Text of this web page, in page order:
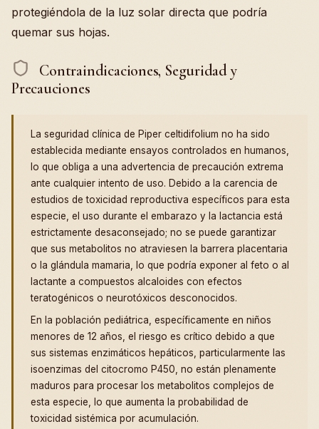
protegiéndola de la luz solar directa que podría
quemar sus hojas.
Contraindicaciones, Seguridad y
Precauciones
La seguridad clínica de Piper celtidifolium no ha sido
establecida mediante ensayos controlados en humanos,
lo que obliga a una advertencia de precaución extrema
ante cualquier intento de uso. Debido a la carencia de
estudios de toxicidad reproductiva específicos para esta
especie, el uso durante el embarazo y la lactancia está
estrictamente desaconsejado; no se puede garantizar
que sus metabolitos no atraviesen la barrera placentaria
o la glándula mamaria, lo que podría exponer al feto o al
lactante a compuestos alcaloides con efectos
teratogénicos o neurotóxicos desconocidos.
En la población pediátrica, específicamente en niños
menores de 12 años, el riesgo es crítico debido a que
sus sistemas enzimáticos hepáticos, particularmente las
isoenzimas del citocromo P450, no están plenamente
maduros para procesar los metabolitos complejos de
esta especie, lo que aumenta la probabilidad de
toxicidad sistémica por acumulación.